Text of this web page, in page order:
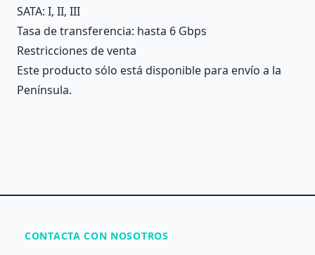
SATA: I, II, III
Tasa de transferencia: hasta 6 Gbps
Restricciones de venta
Este producto sólo está disponible para envío a la
Península.
CONTACTA CON NOSOTROS